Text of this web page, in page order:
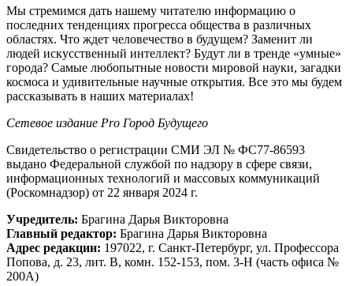
Мы стремимся дать нашему читателю информацию о
последних тенденциях прогресса общества в различных
областях. Что ждет человечество в будущем? Заменит ли
людей искусственный интеллект? Будут ли в тренде «умные»
города? Самые любопытные новости мировой науки, загадки
космоса и удивительные научные открытия. Все это мы будем
рассказывать в наших материалах!
Сетевое издание Рrо Город Будущего
Свидетельство о регистрации СМИ ЭЛ № ФС77-86593
выдано Федеральной службой по надзору в сфере связи,
информационных технологий и массовых коммуникаций
(Роскомнадзор) от 22 января 2024 г.
Учредитель: Брагина Дарья Викторовна
Главный редактор: Брагина Дарья Викторовна
Адрес редакции: 197022, г. Санкт-Петербург, ул. Профессора
Попова, д. 23, лит. В, комн. 152-153, пом. 3-Н (часть офиса №
200А)